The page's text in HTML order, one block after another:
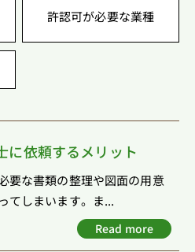
許認可が必要な業種
に依頼するメリット
要な書類の整理や図面の用意
てしまいます。ま...
Read more